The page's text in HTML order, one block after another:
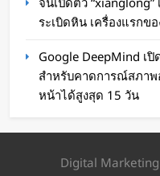
เจาะ-ระเบิดหิน เครื่อ
WaWaW Content
ระเบิดหิน เครื่องแรกข
Google DeepMind เ
สำหรับคาดการณ์สภา
หน้าได้สูงสุด 15 วัน
Digital Marketing